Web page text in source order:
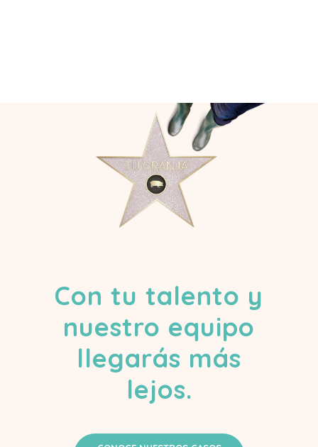
Con tu talento y
nuestro equipo
llegarás más
lejos.